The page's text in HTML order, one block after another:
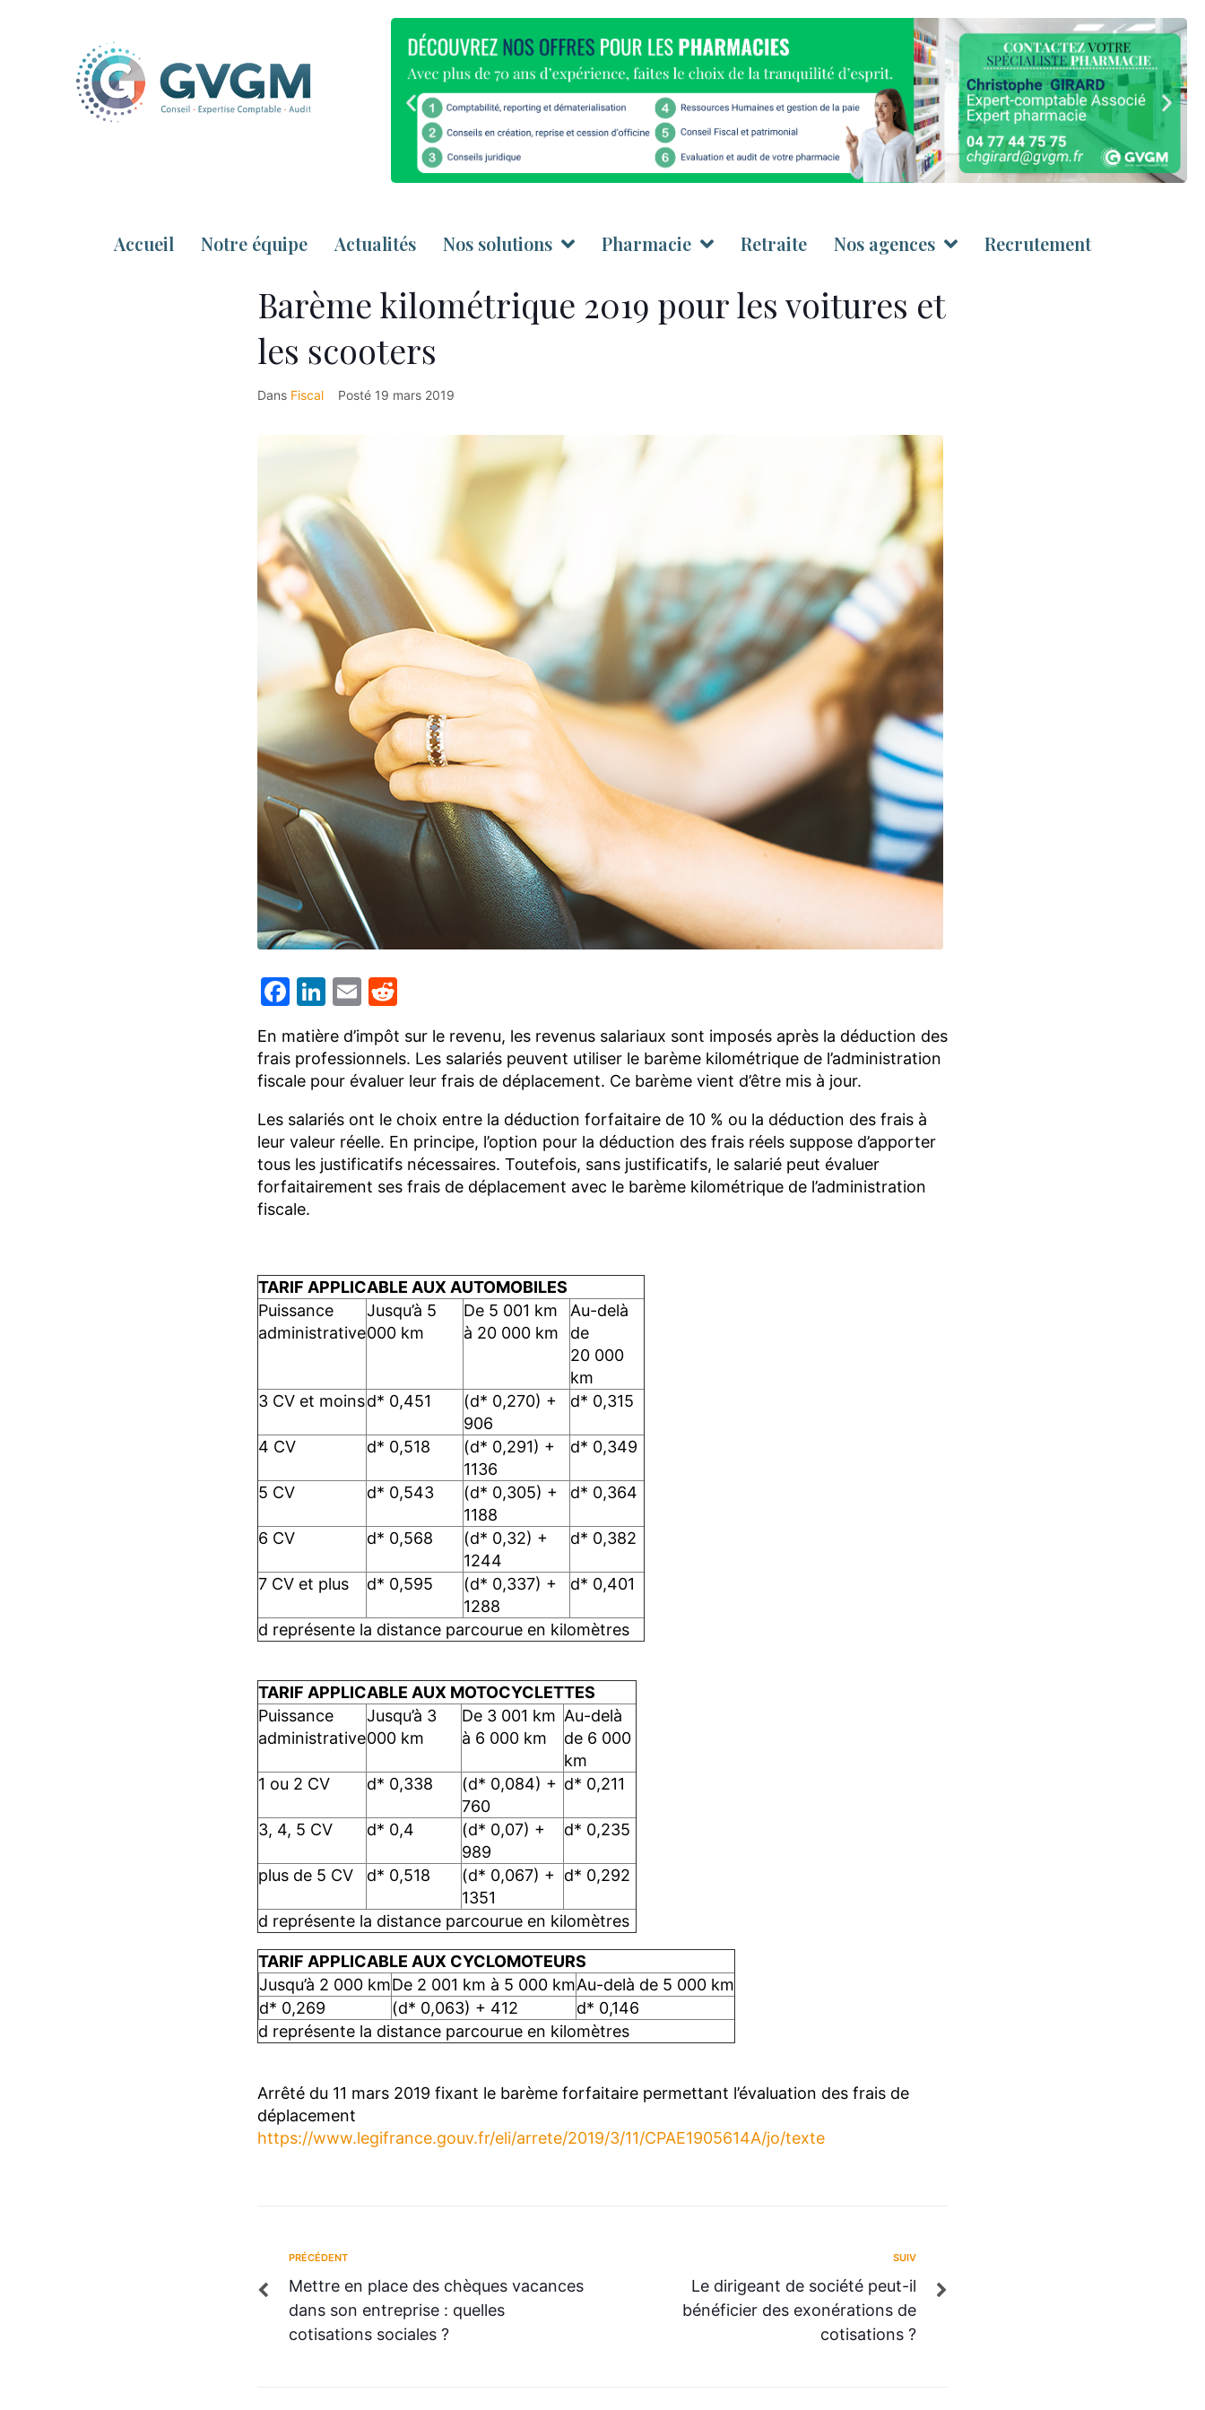
Accueil Notre équipe Actualités Nos solutions Pharmacie Retraite Nos agences Recrutement
Barème kilométrique 2019 pour les voitures et
les scooters
Dans Fiscal Posté 19 mars 2019
Facebook
LinkedIn
Email
En matière d’impôt sur le revenu, les revenus salariaux sont imposés après la déduction des
frais professionnels. Les salariés peuvent utiliser le barème kilométrique de l’administration
fiscale pour évaluer leur frais de déplacement. Ce barème vient d’être mis à jour.
Les salariés ont le choix entre la déduction forfaitaire de 10 % ou la déduction des frais à
leur valeur réelle. En principe, l’option pour la déduction des frais réels suppose d’apporter
tous les justificatifs nécessaires. Toutefois, sans justificatifs, le salarié peut évaluer
forfaitairement ses frais de déplacement avec le barème kilométrique de l’administration
fiscale.
TARIF APPLICABLE AUX AUTOMOBILES
Puissance
administrative
Jusqu’à 5
000 km
De 5 001 km
à 20 000 km
Au-delà
de
20 000
km
3 CV et moinsd* 0,451
(d* 0,270) +
906
d* 0,315
4 CV d* 0,518
(d* 0,291) +
1136
d* 0,349
5 CV d* 0,543
(d* 0,305) +
1188
d* 0,364
6 CV d* 0,568
(d* 0,32) +
1244
d* 0,382
7 CV et plus d* 0,595
(d* 0,337) +
1288
d* 0,401
d représente la distance parcourue en kilomètres
TARIF APPLICABLE AUX MOTOCYCLETTES
Puissance
administrative
Jusqu’à 3
000 km
De 3 001 km
à 6 000 km
Au-delà
de 6 000
km
1 ou 2 CV
d* 0,338
(d* 0,084) +
760
d* 0,211
3, 4, 5 CV d* 0,4
(d* 0,07) +
989
d* 0,235
plus de 5 CV d* 0,518
(d* 0,067) +
1351
d* 0,292
d représente la distance parcourue en kilomètres
TARIF APPLICABLE AUX CYCLOMOTEURS
Jusqu’à 2 000 kmDe 2 001 km à 5 000 kmAu-delà de 5 000 km
d* 0,269
(d* 0,063) + 412
d* 0,146
d représente la distance parcourue en kilomètres
Arrêté du 11 mars 2019 fixant le barème forfaitaire permettant l’évaluation des frais de
déplacement
https://www.legifrance.gouv.fr/eli/arrete/2019/3/11/CPAE1905614A/jo/texte
PRÉCÉDENT
Mettre en place des chèques vacances
dans son entreprise : quelles
cotisations sociales ?
SUIV
Le dirigeant de société peut-il
bénéficier des exonérations de
cotisations ?